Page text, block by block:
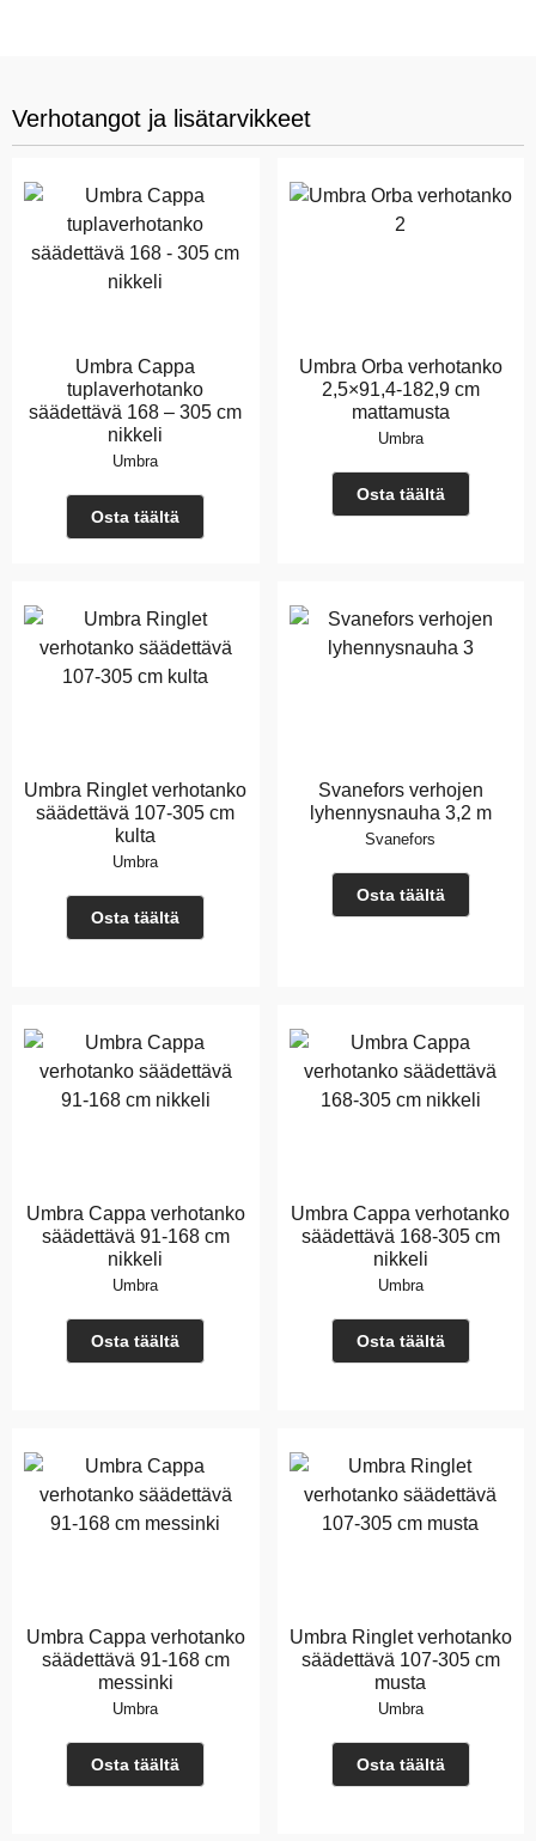
Verhotangot ja lisätarvikkeet
Umbra Cappa
tuplaverhotanko
säädettävä 168 – 305 cm
nikkeli
Umbra
Osta täältä
Umbra Orba verhotanko
2,5×91,4-182,9 cm
mattamusta
Umbra
Osta täältä
Umbra Ringlet verhotanko
säädettävä 107-305 cm
kulta
Umbra
Osta täältä
Svanefors verhojen
lyhennysnauha 3,2 m
Svanefors
Osta täältä
Umbra Cappa verhotanko
säädettävä 91-168 cm
nikkeli
Umbra
Osta täältä
Umbra Cappa verhotanko
säädettävä 168-305 cm
nikkeli
Umbra
Osta täältä
Umbra Cappa verhotanko
säädettävä 91-168 cm
messinki
Umbra
Osta täältä
Umbra Ringlet verhotanko
säädettävä 107-305 cm
musta
Umbra
Osta täältä